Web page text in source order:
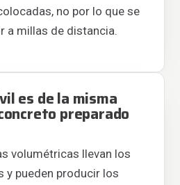
no por lo que se
a millas de distancia.
es de la misma
preparado
volumétricas llevan los
y pueden producir los